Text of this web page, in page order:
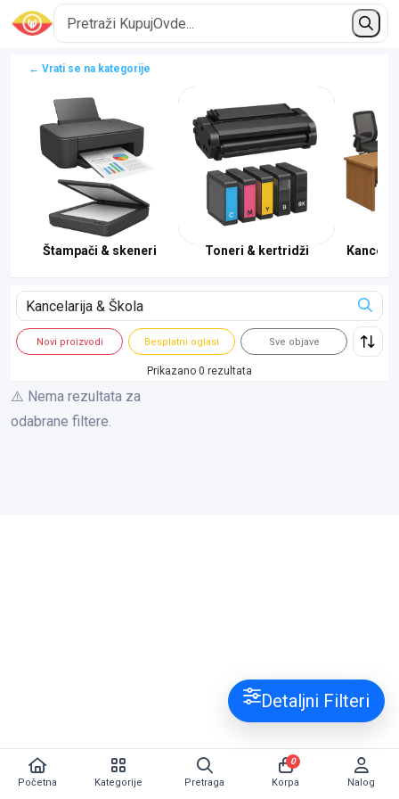
← Vrati se na kategorije
Štampači & skeneri Toneri & kertridži
Novi proizvodi Besplatni oglasi Sve objave
Prikazano 0 rezultata
⚠️ Nema rezultata za
odabrane filtere.
Detaljni Filteri
Početna Kategorije Pretraga Korpa
0
Nalog